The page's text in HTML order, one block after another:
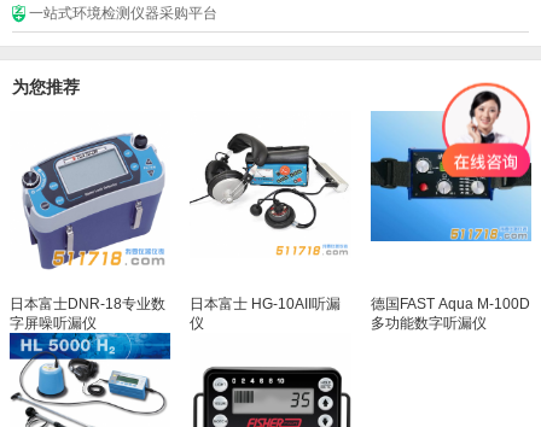
一站式环境检测仪器采购平台
为您推荐
日本富士DNR-18专业数
字屏噪听漏仪
日本富士 HG-10AII听漏
仪
德国FAST Aqua M-100D
多功能数字听漏仪